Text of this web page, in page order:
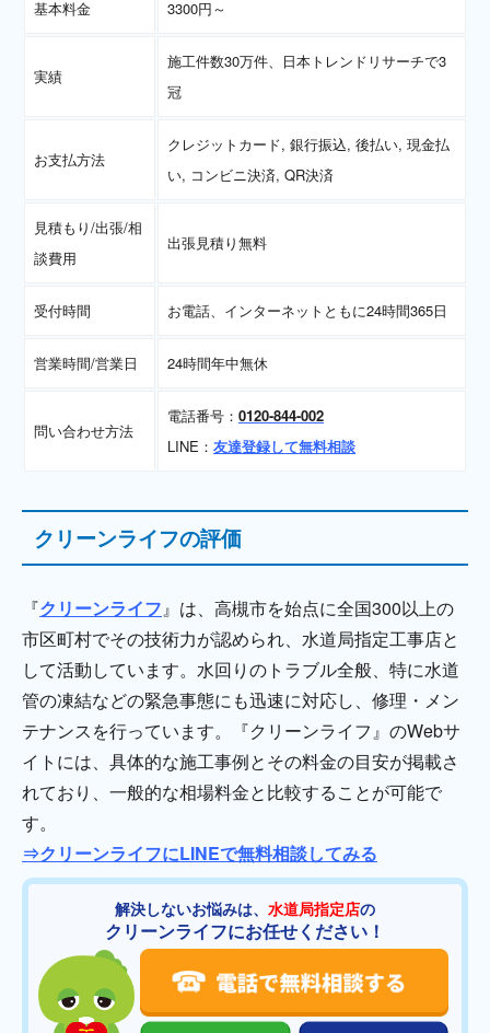
基本料金 3300円～
実績
施工件数30万件、日本トレンドリサーチで3
冠
お支払方法
クレジットカード, 銀行振込, 後払い, 現金払
い, コンビニ決済, QR決済
見積もり/出張/相
談費用
出張見積り無料
受付時間 お電話、インターネットともに24時間365日
営業時間/営業日 24時間年中無休
問い合わせ方法
電話番号： 0120-844-002
LINE： 友達登録して無料相談
クリーンライフの評価
『クリーンライフ』は、高槻市を始点に全国300以上の
市区町村でその技術力が認められ、水道局指定工事店と
して活動しています。水回りのトラブル全般、特に水道
管の凍結などの緊急事態にも迅速に対応し、修理・メン
テナンスを行っています。『クリーンライフ』のWebサ
イトには、具体的な施工事例とその料金の目安が掲載さ
れており、一般的な相場料金と比較することが可能で
す。
⇒クリーンライフにLINEで無料相談してみる
解決しないお悩みは、 水道局指定店の
クリーンライフにお任せください！